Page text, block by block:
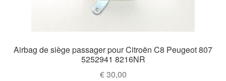
Airbag de siège passager pour Citroën C8 Peugeot 807
5252941 8216NR
€30,00